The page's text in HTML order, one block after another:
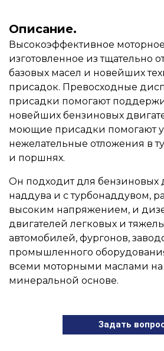
Описание.
Высокоэффективное
изготовленное из тщательно
базовых масел и новейших
присадок. Превосходные
присадки помогают
новейших бензиновых
моющие присадки помогают
нежелательные отложения в
и поршнях.
Он подходит для бензиновых
наддува и с турбонаддувом,
высоким напряжением, и
двигателей легковых и
автомобилей, фургонов,
промышленного
всеми моторными маслами на
минеральной основе.
Задать